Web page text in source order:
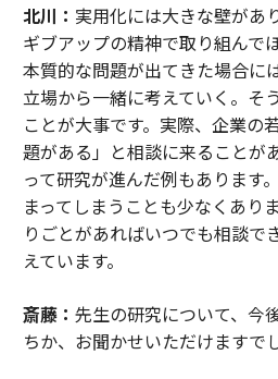
北川： 実用化には大きな壁があ
ギブアップの精神で取り組んで
本質的な問題が出てきた場合に
立場から一緒に考えていく。そ
ことが大事です。実際、企業の
題がある」と相談に来ることが
って研究が進んだ例もあります
まってしまうことも少なくあり
りごとがあればいつでも相談で
えています。
斎藤： 先生の研究について、今
ちか、お聞かせいただけますで